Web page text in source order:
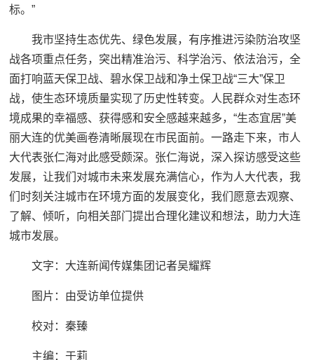
标。”
我市坚持生态优先、绿色发展，有序推进污染防治攻坚
战各项重点任务，突出精准治污、科学治污、依法治污，全
面打响蓝天保卫战、碧水保卫战和净土保卫战“三大”保卫
战，使生态环境质量实现了历史性转变。人民群众对生态环
境成果的幸福感、获得感和安全感越来越多，“生态宜居”美
丽大连的优美画卷清晰展现在市民面前。一路走下来，市人
大代表张仁海对此感受颇深。张仁海说，深入探访感受这些
发展，让我们对城市未来发展充满信心，作为人大代表，我
们时刻关注城市在环境方面的发展变化，我们愿意去观察、
了解、倾听，向相关部门提出合理化建议和想法，助力大连
城市发展。
文字：大连新闻传媒集团记者吴耀辉
图片：由受访单位提供
校对：秦臻
主编：于莉